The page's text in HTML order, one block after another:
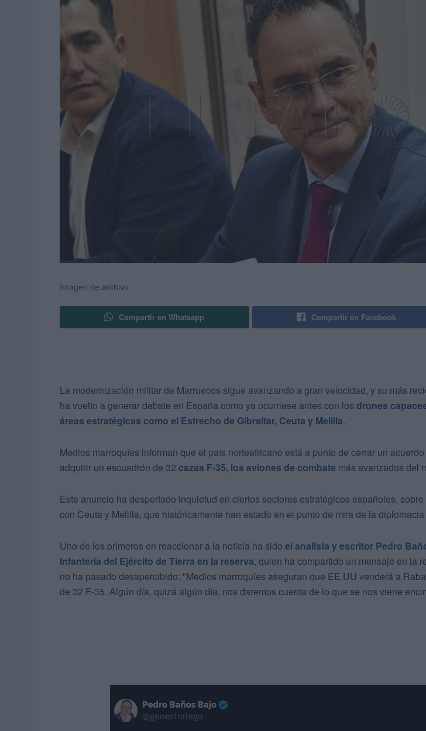
Imagen de archivo
Compartir en Whatsapp Compartir en Facebook
La modernización militar de Marruecos sigue avanzando a gran velocidad, y su más
ha vuelto a generar debate en España como ya ocurriese antes con los drones
áreas estratégicas como el Estrecho de Gibraltar, Ceuta y Melilla.
Medios marroquíes informan que el país norteafricano está a punto de cerrar un
adquirir un escuadrón de 32 cazas F-35, los aviones de combate más avanzados del
Este anuncio ha despertado inquietud en ciertos sectores estratégicos españoles,
con Ceuta y Melilla, que históricamente han estado en el punto de mira de la
Uno de los primeros en reaccionar a la noticia ha sido el analista y escritor Pedro
Infantería del Ejército de Tierra en la reserva, quien ha compartido un mensaje en la
no ha pasado desapercibido: "Medios marroquíes aseguran que EE.UU venderá a
de 32 F-35. Algún día, quizá algún día, nos daremos cuenta de lo que se nos viene